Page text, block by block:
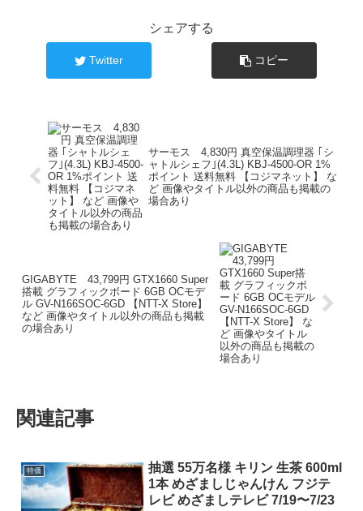
シェアする
Twitter コピー
サーモス 4,830円 真空保温調理器 ｢シ
ャトルシェフ｣(4.3L) KBJ-4500-OR 1%
ポイント 送料無料 【コジマネット】 な
ど 画像やタイトル以外の商品も掲載の
場合あり
GIGABYTE 43,799円 GTX1660 Super
搭載 グラフィックボード 6GB OCモデ
ル GV-N166SOC-6GD 【NTT-X Store】
など 画像やタイトル以外の商品も掲載
の場合あり
関連記事
特価
抽選 55万名様 キリン 生茶 600ml
1本 めざましじゃんけん フジテ
レビ めざましテレビ 7/19〜7/23